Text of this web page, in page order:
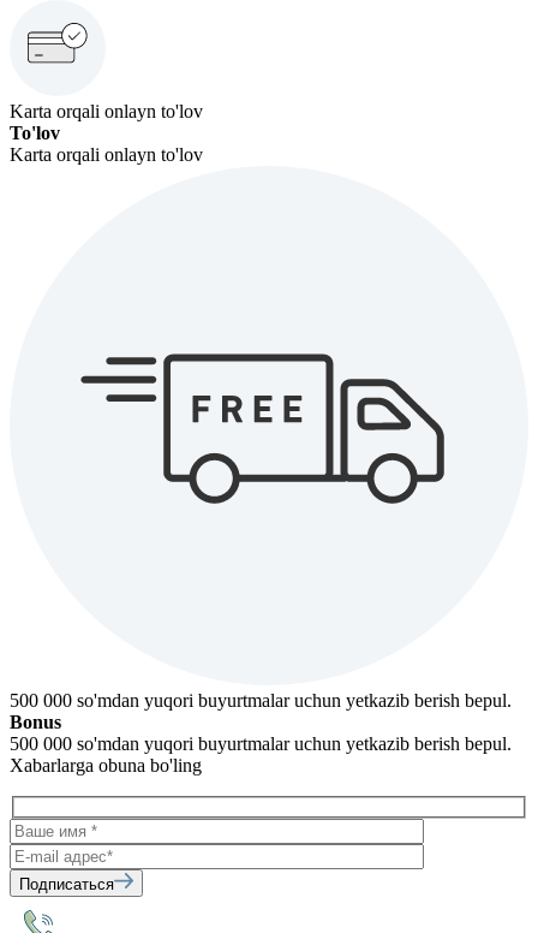
Karta orqali onlayn to'lov
To'lov
Karta orqali onlayn to'lov
500 000 so'mdan yuqori buyurtmalar uchun yetkazib berish bepul.
Bonus
500 000 so'mdan yuqori buyurtmalar uchun yetkazib berish bepul.
Xabarlarga obuna bo'ling
Подписаться